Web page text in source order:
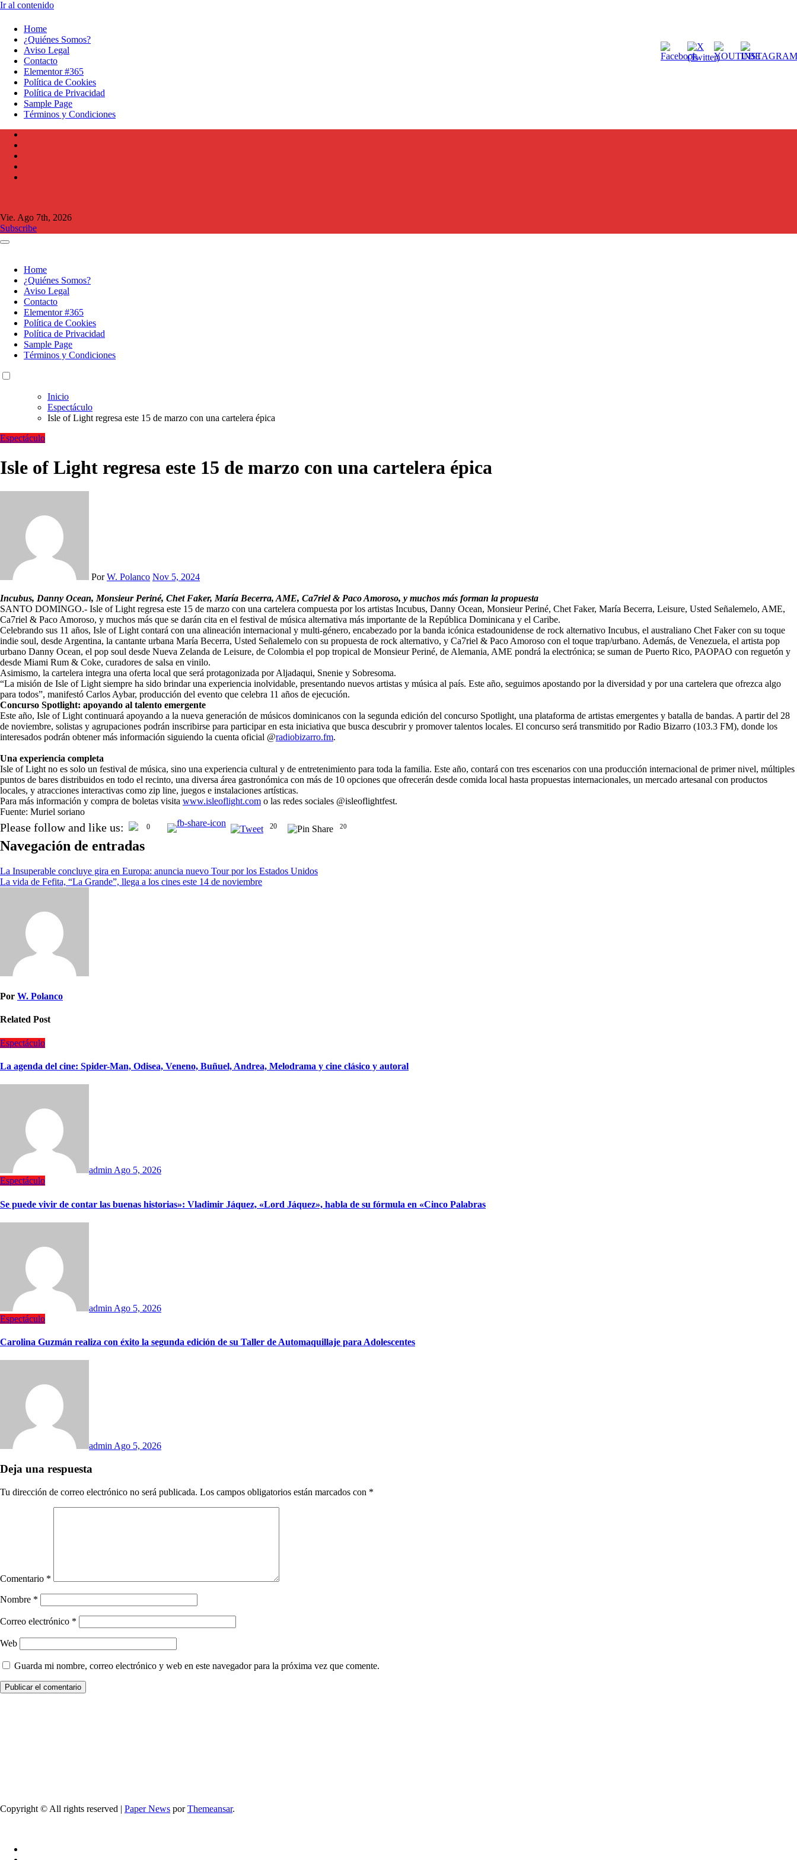
Ir al contenido
Home
¿Quiénes Somos?
Aviso Legal
Contacto
Elementor #365
Política de Cookies
Política de Privacidad
Sample Page
Términos y Condiciones
Vie. Ago 7th, 2026
Subscribe
Home
¿Quiénes Somos?
Aviso Legal
Contacto
Elementor #365
Política de Cookies
Política de Privacidad
Sample Page
Términos y Condiciones
Inicio
Espectáculo
Isle of Light regresa este 15 de marzo con una cartelera épica
Espectáculo
Isle of Light regresa este 15 de marzo con una cartelera épica
PorW. Polanco Nov 5, 2024
Incubus, Danny Ocean, Monsieur Periné, Chet Faker, María Becerra, AME, Ca7riel & Paco Amoroso, y muchos más forman la propuesta
SANTO DOMINGO.- Isle of Light regresa este 15 de marzo con una cartelera compuesta por los artistas Incubus, Danny Ocean, Monsieur Periné, Chet Faker, María Becerra, Leisure, Usted Señalemelo, AME,
Ca7riel & Paco Amoroso, y muchos más que se darán cita en el festival de música alternativa más importante de la República Dominicana y el Caribe.
Celebrando sus 11 años, Isle of Light contará con una alineación internacional y multi-género, encabezado por la banda icónica estadounidense de rock alternativo Incubus, el australiano Chet Faker con su toque
indie soul, desde Argentina, la cantante urbana María Becerra, Usted Señalemelo con su propuesta de rock alternativo, y Ca7riel & Paco Amoroso con el toque trap/urbano. Además, de Venezuela, el artista pop
urbano Danny Ocean, el pop soul desde Nueva Zelanda de Leisure, de Colombia el pop tropical de Monsieur Periné, de Alemania, AME pondrá la electrónica; se suman de Puerto Rico, PAOPAO con reguetón y
desde Miami Rum & Coke, curadores de salsa en vinilo.
Asimismo, la cartelera integra una oferta local que será protagonizada por Aljadaqui, Snenie y Sobresoma.
“La misión de Isle of Light siempre ha sido brindar una experiencia inolvidable, presentando nuevos artistas y música al país. Este año, seguimos apostando por la diversidad y por una cartelera que ofrezca algo
para todos”, manifestó Carlos Aybar, producción del evento que celebra 11 años de ejecución.
Concurso Spotlight: apoyando al talento emergente
Este año, Isle of Light continuará apoyando a la nueva generación de músicos dominicanos con la segunda edición del concurso Spotlight, una plataforma de artistas emergentes y batalla de bandas. A partir del 28
de noviembre, solistas y agrupaciones podrán inscribirse para participar en esta iniciativa que busca descubrir y promover talentos locales. El concurso será transmitido por Radio Bizarro (103.3 FM), donde los
interesados podrán obtener más información siguiendo la cuenta oficial @radiobizarro.fm.
Una experiencia completa
Isle of Light no es solo un festival de música, sino una experiencia cultural y de entretenimiento para toda la familia. Este año, contará con tres escenarios con una producción internacional de primer nivel, múltiples
puntos de bares distribuidos en todo el recinto, una diversa área gastronómica con más de 10 opciones que ofrecerán desde comida local hasta propuestas internacionales, un mercado artesanal con productos
locales, y atracciones interactivas como zip line, juegos e instalaciones artísticas.
Para más información y compra de boletas visita www.isleoflight.com o las redes sociales @isleoflightfest.
Fuente: Muriel soriano
Please follow and like us: 0 20 20
Navegación de entradas
La Insuperable concluye gira en Europa: anuncia nuevo Tour por los Estados Unidos
La vida de Fefita, “La Grande”, llega a los cines este 14 de noviembre
Por W. Polanco
Related Post
Espectáculo
La agenda del cine: Spider-Man, Odisea, Veneno, Buñuel, Andrea, Melodrama y cine clásico y autoral
admin Ago 5, 2026
Espectáculo
Se puede vivir de contar las buenas historias»: Vladimir Jáquez, «Lord Jáquez», habla de su fórmula en «Cinco Palabras
admin Ago 5, 2026
Espectáculo
Carolina Guzmán realiza con éxito la segunda edición de su Taller de Automaquillaje para Adolescentes
admin Ago 5, 2026
Deja una respuesta
Tu dirección de correo electrónico no será publicada. Los campos obligatorios están marcados con *
Comentario *
Nombre *
Correo electrónico *
Web
Guarda mi nombre, correo electrónico y web en este navegador para la próxima vez que comente.
Copyright © All rights reserved | Paper News porThemeansar.